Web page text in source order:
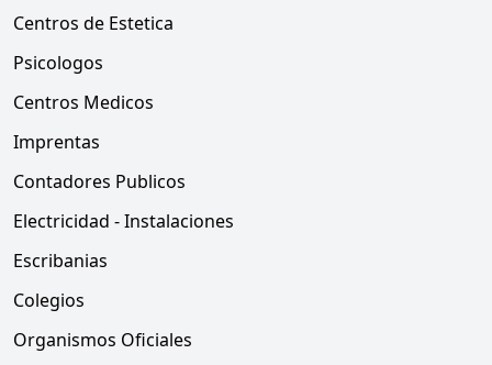
Centros de Estetica
Psicologos
Centros Medicos
Imprentas
Contadores Publicos
Electricidad - Instalaciones
Escribanias
Colegios
Organismos Oficiales